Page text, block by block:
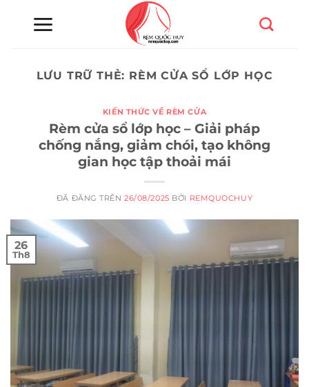
LƯU TRỮ THẺ: RÈM CỬA SỔ LỚP HỌC
KIẾN THỨC VỀ RÈM CỬA
Rèm cửa sổ lớp học – Giải pháp
chống nắng, giảm chói, tạo không
gian học tập thoải mái
ĐÃ ĐĂNG TRÊN26/08/2025 BỞI REMQUOCHUY
26
Th8